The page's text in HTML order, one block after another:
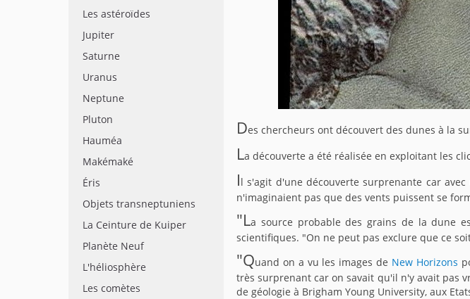
Les astéroïdes
Jupiter
Saturne
Uranus
Neptune
Pluton
Hauméa
Makémaké
Éris
Objets transneptuniens
La Ceinture de Kuiper
Planète Neuf
L'héliosphère
Les comètes
Des chercheurs ont découvert des dunes à la
La découverte a été réalisée en exploitant les
Il s'agit d'une découverte surprenante car
n'imaginaient pas que des vents puissent se
"La source probable des grains de la dune
scientifiques. "On ne peut pas exclure que ce
"Quand on a vu les images de New Horizons
très surprenant car on savait qu'il n'y avait pas
de géologie à Brigham Young University, aux